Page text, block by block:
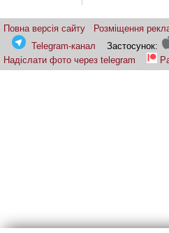
Повна версія сайту Розміщення
Telegram-канал
Застосунок:
Надіслати фото через telegram